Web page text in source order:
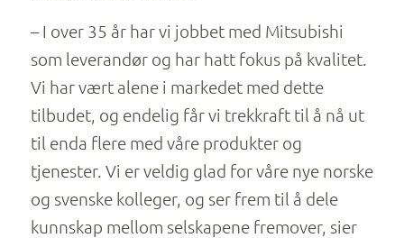
– I over 35 år har vi jobbet med Mitsubishi
som leverandør og har hatt fokus på kvalitet.
Vi har vært alene i markedet med dette
tilbudet, og endelig får vi trekkraft til å nå ut
til enda flere med våre produkter og
tjenester. Vi er veldig glad for våre nye norske
og svenske kolleger, og ser frem til å dele
kunnskap mellom selskapene fremover, sier